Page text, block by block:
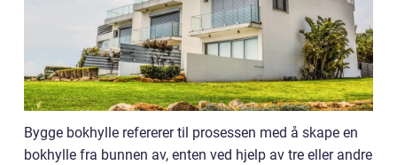
Bygge bokhylle refererer til prosessen med å skape en
bokhylle fra bunnen av, enten ved hjelp av tre eller andre